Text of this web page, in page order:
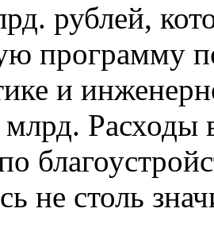
рублей,
программу
и
Расходы
не столь